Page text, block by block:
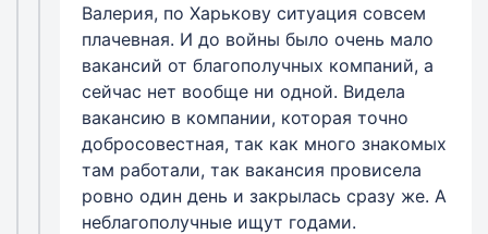
Валерия, по Харькову ситуация совсем
плачевная. И до войны было очень мало
вакансий от благополучных компаний, а
сейчас нет вообще ни одной. Видела
вакансию в компании, которая точно
добросовестная, так как много знакомых
там работали, так вакансия провисела
ровно один день и закрылась сразу же. А
неблагополучные ищут годами.